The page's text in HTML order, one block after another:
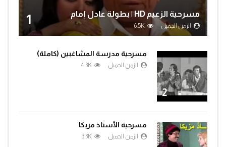
1 مسرحية الزعيم HD | بطولة عادل إمام
الزمن الجميل 6.5K
2
مسرحية مدرسة المشاغبين (كاملة)
الزمن الجميل 4.3K
مسرحية الأستاذ مزيكا
الزمن الجميل 3.3K